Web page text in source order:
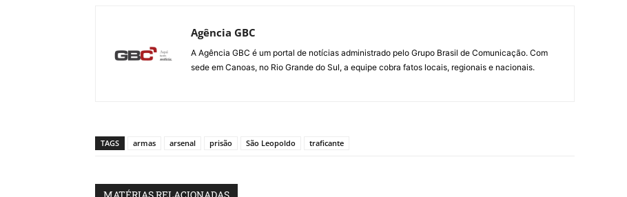
Agência GBC
A Agência GBC é um portal de notícias administrado pelo Grupo Brasil de Comunicação. Com
sede em Canoas, no Rio Grande do Sul, a equipe cobra fatos locais, regionais e nacionais.
TAGS armas arsenal prisão São Leopoldo traficante
MATÉRIAS RELACIONADAS